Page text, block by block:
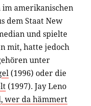
amerikanischen
dem Staat New
und spielte
mit, hatte jedoch
unter
(1996) oder die
(1997). Jay Leno
wer da hämmert